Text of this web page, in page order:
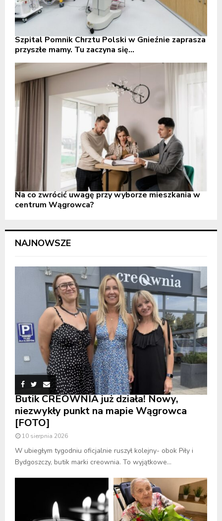
Szpital Pomnik Chrztu Polski w Gnieźnie zaprasza
przyszłe mamy. Tu zaczyna się...
Na co zwrócić uwagę przy wyborze mieszkania w
centrum Wągrowca?
NAJNOWSZE
Butik CREOWNIA już działa! Nowy,
niezwykły punkt na mapie Wągrowca
[FOTO]
10 sierpnia 2026
W ubiegłym tygodniu oficjalnie ruszył kolejny- obok Piły i
Bydgoszczy, butik marki creownia. To wyjątkowe...